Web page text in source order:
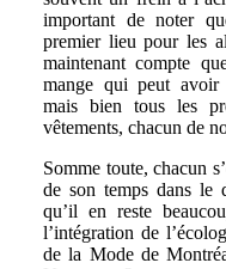
important de noter
premier lieu pour les
maintenant compte
mange qui peut avoir
mais bien tous les
vêtements, chacun de
Somme toute, chacun
de son temps dans le
qu’il en reste
l’intégration de
de la Mode de